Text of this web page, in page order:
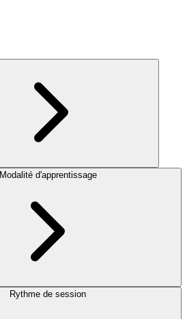
Modalité d'apprentissage
Rythme de session